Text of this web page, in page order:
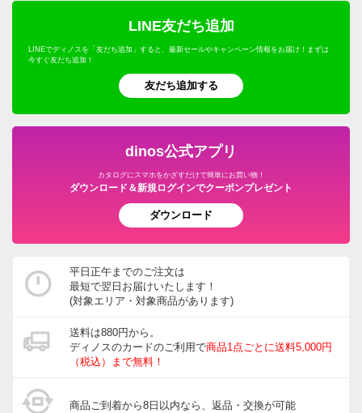
LINE友だち追加
LINEでディノスを「友だち追加」すると、最新セールやキャンペーン情報をお届け！まずは
今すぐ友だち追加！
友だち追加する
dinos公式アプリ
カタログにスマホをかざすだけで簡単にお買い物！
ダウンロード＆新規ログインでクーポンプレゼント
ダウンロード
平日正午までのご注文は
最短で翌日お届けいたします！
(対象エリア・対象商品があります)
送料は880円から。
ディノスのカードのご利用で商品1点ごとに送料5,000円
（税込）まで無料！
商品ご到着から8日以内なら、返品・交換が可能